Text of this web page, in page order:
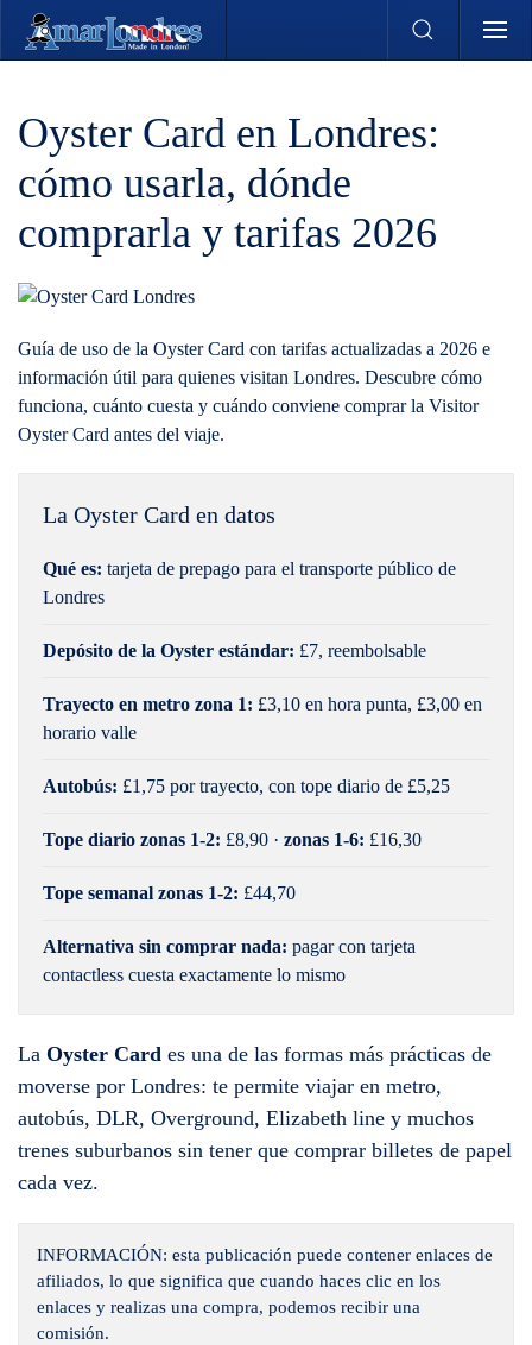
Skip to main content
Oyster Card en Londres:
cómo usarla, dónde
comprarla y tarifas 2026
Guía de uso de la Oyster Card con tarifas actualizadas a 2026 e
información útil para quienes visitan Londres. Descubre cómo
funciona, cuánto cuesta y cuándo conviene comprar la Visitor
Oyster Card antes del viaje.
La Oyster Card en datos
Qué es: tarjeta de prepago para el transporte público de
Londres
Depósito de la Oyster estándar: £7, reembolsable
Trayecto en metro zona 1: £3,10 en hora punta, £3,00 en
horario valle
Autobús: £1,75 por trayecto, con tope diario de £5,25
Tope diario zonas 1-2: £8,90 · zonas 1-6: £16,30
Tope semanal zonas 1-2: £44,70
Alternativa sin comprar nada: pagar con tarjeta
contactless cuesta exactamente lo mismo
La Oyster Card es una de las formas más prácticas de
moverse por Londres: te permite viajar en metro,
autobús, DLR, Overground, Elizabeth line y muchos
trenes suburbanos sin tener que comprar billetes de papel
cada vez.
INFORMACIÓN: esta publicación puede contener enlaces de
afiliados, lo que significa que cuando haces clic en los
enlaces y realizas una compra, podemos recibir una
comisión.